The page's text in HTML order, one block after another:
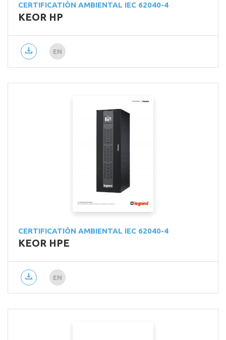
CERTIFICATIÒN AMBIENTAL IEC 62040-4
KEOR HP
EN
CERTIFICATIÒN AMBIENTAL IEC 62040-4
KEOR HPE
EN